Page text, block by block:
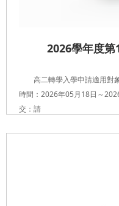
2026學年度
高二轉學入學申請適用對
時間：2026年05月18日～
交：請